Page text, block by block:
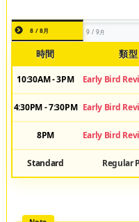
8 / 8月 9 / 9月
時間 類型
10:30AM - 3PM Early Bird
4:30PM - 7:30PM Early Bird
8PM Early Bird
Standard Regular